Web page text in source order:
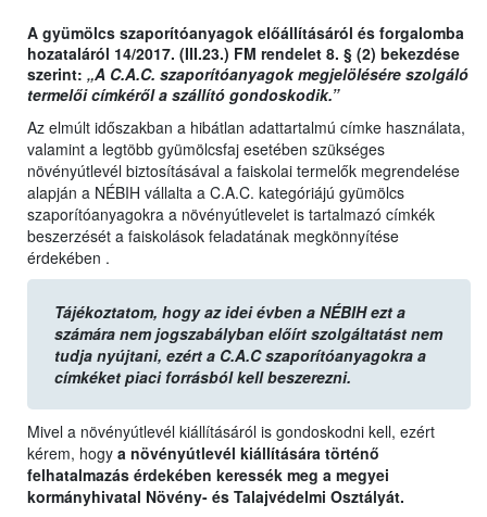
A gyümölcs szaporítóanyagok előállításáról és forgalomba
hozataláról 14/2017. (III.23.) FM rendelet 8. § (2) bekezdése
szerint: „A C.A.C. szaporítóanyagok megjelölésére szolgáló
termelői címkéről a szállító gondoskodik.”
Az elmúlt időszakban a hibátlan adattartalmú címke használata,
valamint a legtöbb gyümölcsfaj esetében szükséges
növényútlevél biztosításával a faiskolai termelők megrendelése
alapján a NÉBIH vállalta a C.A.C. kategóriájú gyümölcs
szaporítóanyagokra a növényútlevelet is tartalmazó címkék
beszerzését a faiskolások feladatának megkönnyítése
érdekében .
Tájékoztatom, hogy az idei évben a NÉBIH ezt a
számára nem jogszabályban előírt szolgáltatást nem
tudja nyújtani, ezért a C.A.C szaporítóanyagokra a
címkéket piaci forrásból kell beszerezni.
Mivel a növényútlevél kiállításáról is gondoskodni kell, ezért
kérem, hogy a növényútlevél kiállítására történő
felhatalmazás érdekében keressék meg a megyei
kormányhivatal Növény- és Talajvédelmi Osztályát.